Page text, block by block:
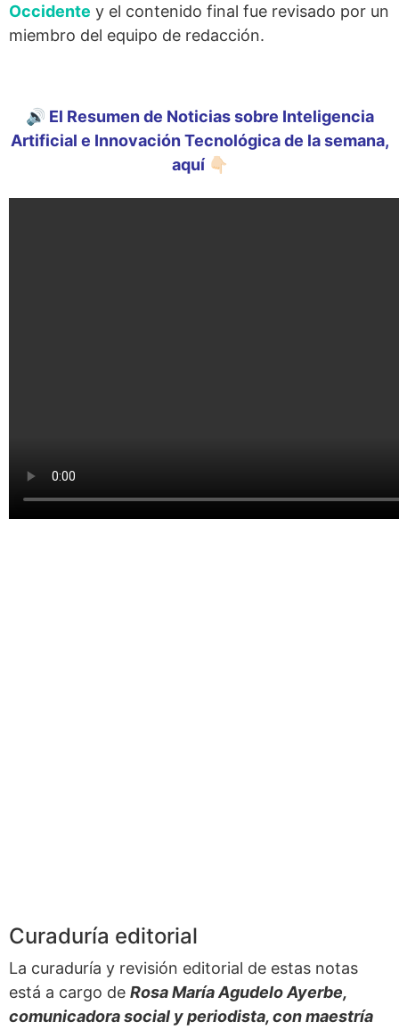
Occidente y el contenido final fue revisado por un
miembro del equipo de redacción.
🔊 El Resumen de Noticias sobre Inteligencia
Artificial e Innovación Tecnológica de la semana,
aquí 👇🏻
Curaduría editorial
La curaduría y revisión editorial de estas notas
está a cargo de Rosa María Agudelo Ayerbe,
comunicadora social y periodista, con maestría